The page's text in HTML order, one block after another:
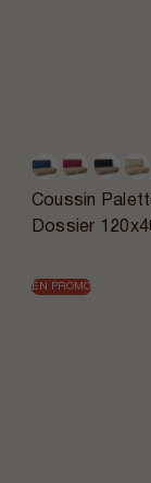
Coussin
Dossier
EN PROMO